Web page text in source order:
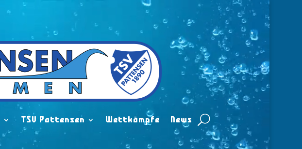
TSV Pattensen Wettkämpfe News